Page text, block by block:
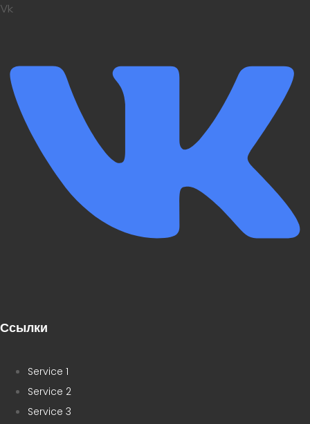
Vk
Ссылки
Service 1
Service 2
Service 3